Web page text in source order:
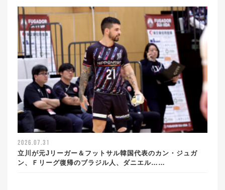
2026.07.31
立川が元Jリーガー＆フットサル韓国代表のカン・ジュガ
ン、Ｆリーグ復帰のブラジル人、ダニエル……